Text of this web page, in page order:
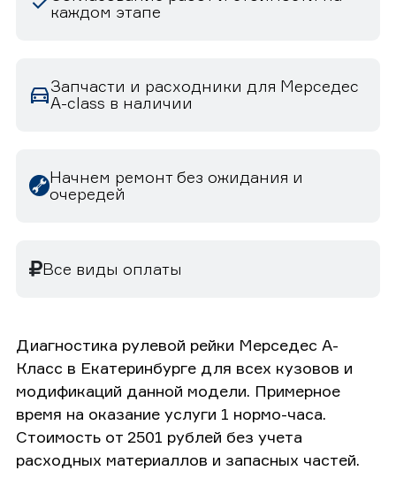
каждом этапе
Запчасти и расходники для Мерседес
A-class в наличии
Начнем ремонт без ожидания и
очередей
Все виды оплаты
Диагностика рулевой рейки Мерседес А-
Класс в Екатеринбурге для всех кузовов и
модификаций данной модели. Примерное
время на оказание услуги 1 нормо-часа.
Стоимость от 2501 рублей без учета
расходных материаллов и запасных частей.